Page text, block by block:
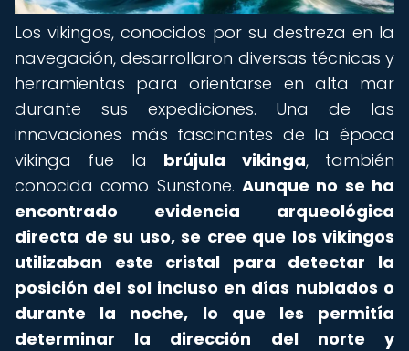
Los vikingos, conocidos por su destreza en la
navegación, desarrollaron diversas técnicas y
herramientas para orientarse en alta mar
durante sus expediciones. Una de las
innovaciones más fascinantes de la época
vikinga fue la brújula vikinga, también
conocida como Sunstone. Aunque no se ha
encontrado evidencia arqueológica
directa de su uso, se cree que los vikingos
utilizaban este cristal para detectar la
posición del sol incluso en días nublados o
durante la noche, lo que les permitía
determinar la dirección del norte y